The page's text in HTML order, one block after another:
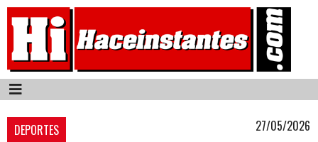
DEPORTES 27/05/2026